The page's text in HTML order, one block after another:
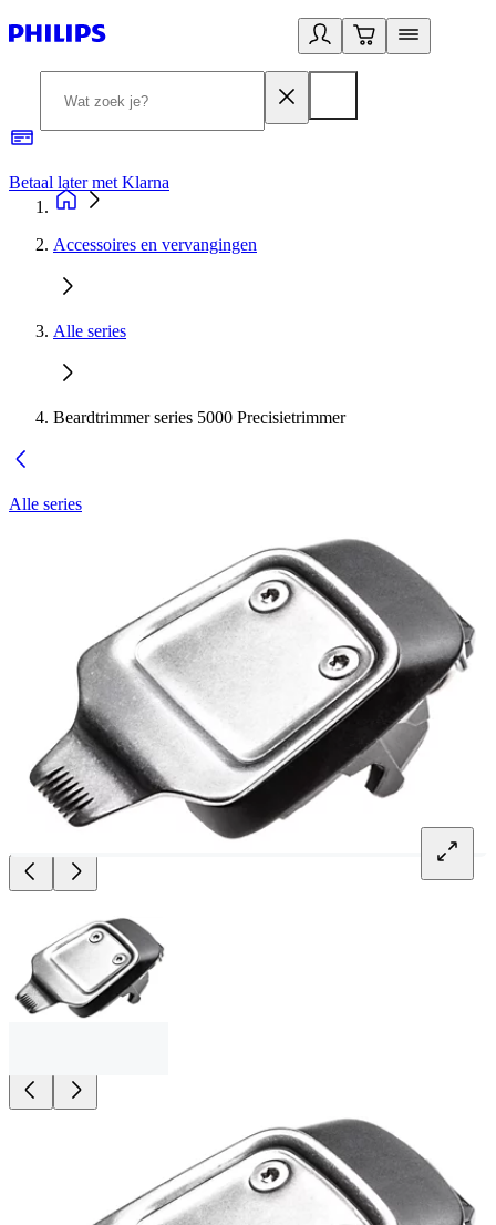
Betaal later met Klarna
Accessoires en vervangingen
Alle series
Beardtrimmer series 5000 Precisietrimmer
Alle series